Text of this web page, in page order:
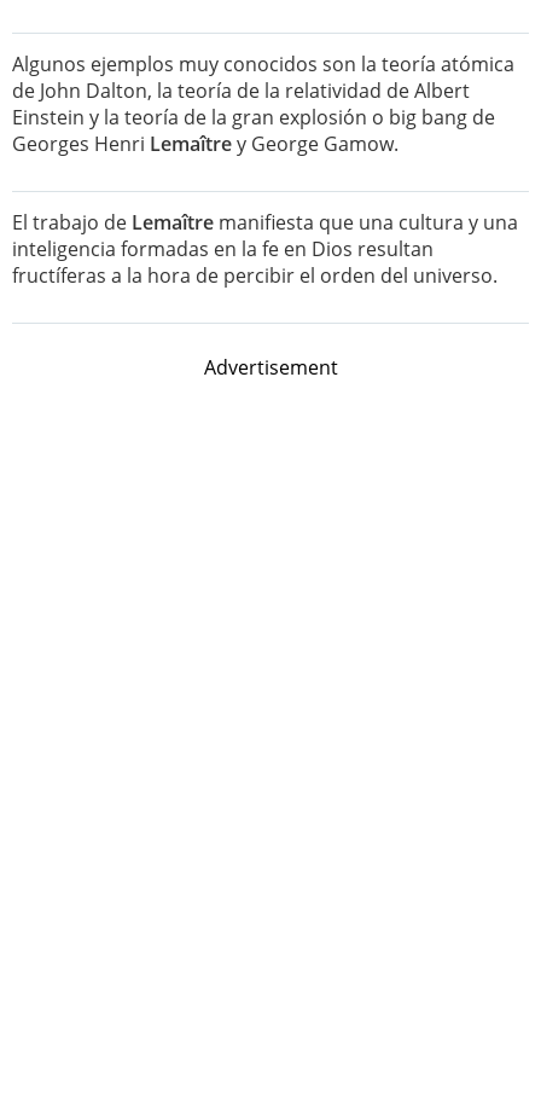
Algunos ejemplos muy conocidos son la teoría atómica
de John Dalton, la teoría de la relatividad de Albert
Einstein y la teoría de la gran explosión o big bang de
Georges Henri Lemaîtrey George Gamow.
El trabajo de Lemaître manifiesta que una cultura y una
inteligencia formadas en la fe en Dios resultan
fructíferas a la hora de percibir el orden del universo.
Advertisement